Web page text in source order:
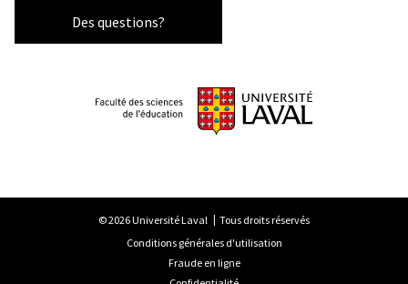
Des questions?
© 2026 Université Laval
Tous droits réservés
Conditions générales d'utilisation
Fraude en ligne